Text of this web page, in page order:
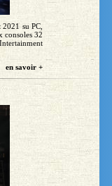
su PC,
consoles 32
en savoir +